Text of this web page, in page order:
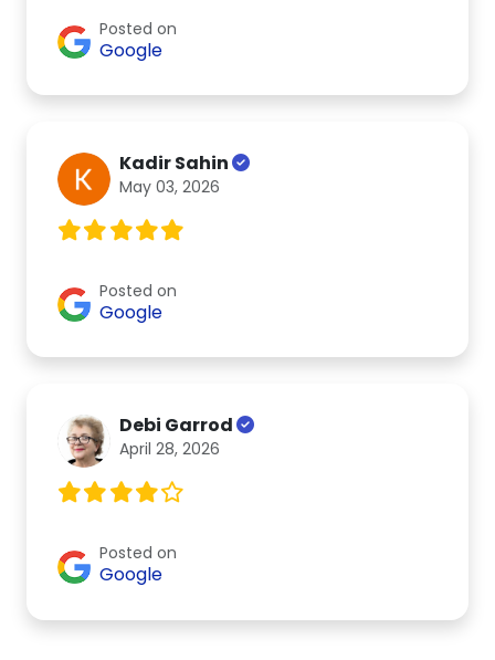
Posted on
Google
Kadir Sahin
May 03, 2026
Posted on
Google
Debi Garrod
April 28, 2026
Posted on
Google